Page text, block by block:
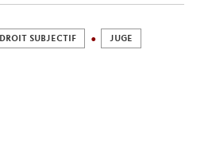
DROIT SUBJECTIF JUGE